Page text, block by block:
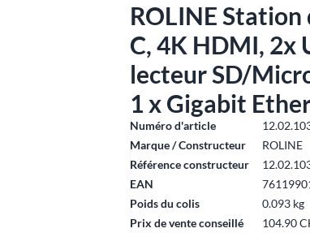
ROLINE
C, 4K HDMI, 2x
lecteur SD/
1 x Gigabit
Numéro d'article
Marque / Constructeur
ROLINE
Référence constructeur
EAN
Poids du colis
0.093 kg
Prix de vente conseillé
104.90